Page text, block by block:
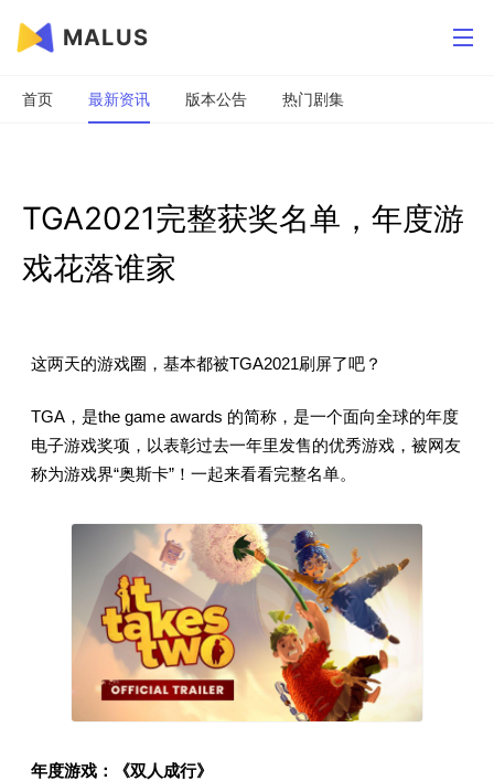
MALUS
首页 最新资讯 版本公告 热门剧集
TGA2021完整获奖名单，年度游
戏花落谁家
这两天的游戏圈，基本都被TGA2021刷屏了吧？
TGA，是the game awards 的简称，是一个面向全球的年度
电子游戏奖项，以表彰过去一年里发售的优秀游戏，被网友
称为游戏界“奥斯卡”！一起来看看完整名单。
年度游戏：《双人成行》